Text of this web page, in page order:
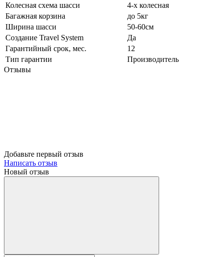
Колесная схема шасси
4-х колесная
Багажная корзина
до 5кг
Ширина шасси
50-60см
Создание Travel System
Да
Гарантийный срок, мес.
12
Тип гарантии
Производитель
Отзывы
Добавьте первый отзыв
Написать отзыв
Новый отзыв